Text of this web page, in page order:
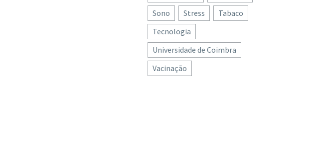
Sono
Stress
Tabaco
Tecnologia
Universidade de Coimbra
Vacinação